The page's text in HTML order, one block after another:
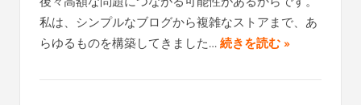
私は、シンプルなブログから複雑なストアまで、あ
らゆるものを構築してきました…続きを読む »